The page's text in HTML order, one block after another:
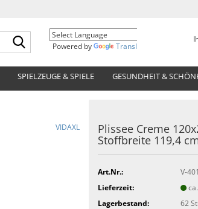
Suche...
Powered by
Translate
SPIELZEUGE & SPIELE GESUNDHEIT &
VIDAXL
Plissee Creme
Stoffbreite 119,4
Art.Nr.:
V-
Lieferzeit:
Lagerbestand:
62